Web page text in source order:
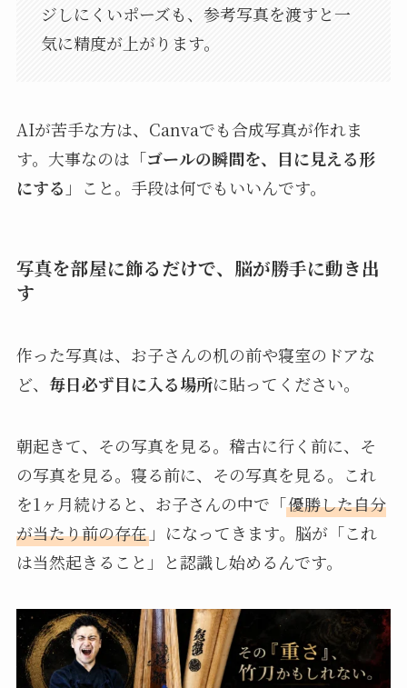
ジしにくいポーズも、参考写真を渡すと一
気に精度が上がります。
AIが苦手な方は、Canvaでも合成写真が作れま
す。大事なのは「ゴールの瞬間を、目に見える形
にする 」こと。手段は何でもいいんです。
写真を部屋に飾るだけで、脳が勝手に動き出
す
作った写真は、お子さんの机の前や寝室のドアな
ど、 毎日必ず目に入る場所に貼ってください。
朝起きて、その写真を見る。稽古に行く前に、そ
の写真を見る。寝る前に、その写真を見る。これ
を1ヶ月続けると、お子さんの中で「優勝した自分
が当たり前の存在」になってきます。脳が「これ
は当然起きること」と認識し始めるんです。